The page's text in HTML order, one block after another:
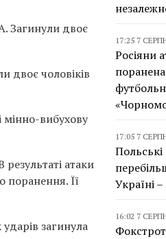
Загинули двоє
двоє чоловіків
мінно-вибухову
атаки
поранення. Її
ударів загинула
17:25 7
Росіяни
17:05 7
Польські
Україні
16:02 7